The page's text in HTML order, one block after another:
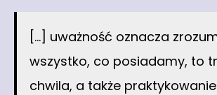
[…] uważność oznacza
wszystko, co posiadamy, to
chwila, a także